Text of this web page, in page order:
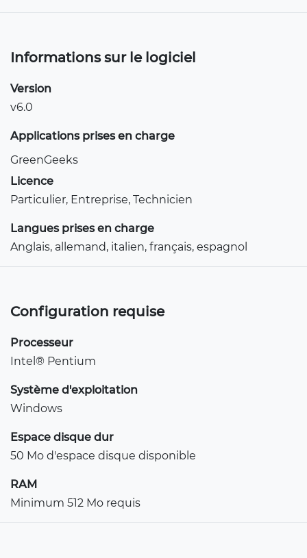
Informations sur le logiciel
Version
v6.0
Applications prises en charge
GreenGeeks
Licence
Particulier, Entreprise, Technicien
Langues prises en charge
Anglais, allemand, italien, français, espagnol
Configuration requise
Processeur
Intel® Pentium
Système d'exploitation
Windows
Espace disque dur
50 Mo d'espace disque disponible
RAM
Minimum 512 Mo requis